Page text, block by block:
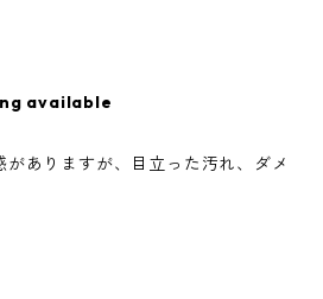
available
ありますが、目立った汚れ、ダメ